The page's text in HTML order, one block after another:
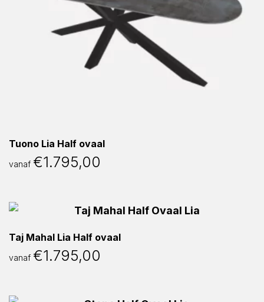
Tuono Lia Half ovaal
vanaf €1.795,00
Taj Mahal Lia Half ovaal
vanaf €1.795,00